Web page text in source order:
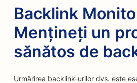
Backlink
Mențineți un
sănătos de
Urmărirea backlink-urilor dvs. este